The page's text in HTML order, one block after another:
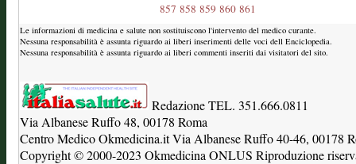
857 858 859 860 861
Le informazioni di medicina e salute non sostituiscono l'intervento del medico curante.
Nessuna responsabilità è assunta riguardo ai liberi inserimenti delle voci dell Enciclopedia.
Nessuna responsabilità è assunta riguardo ai liberi commenti inseriti dai visitatori del sito.
Redazione TEL. 351.666.0811
Via Albanese Ruffo 48, 00178 Roma
Centro Medico Okmedicina.it Via Albanese Ruffo 40-46, 00178
Copyright © 2000-2023 Okmedicina ONLUS Riproduzione